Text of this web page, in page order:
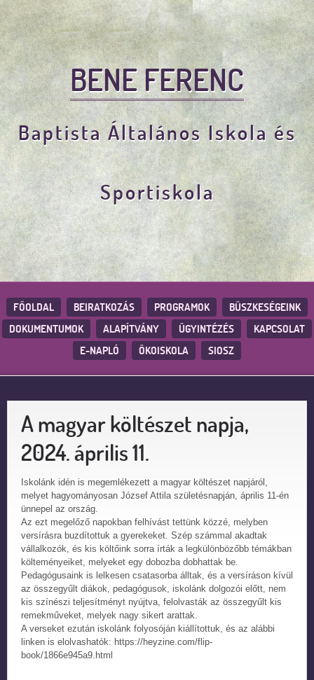
BENE FERENC
Baptista Általános Iskola és
Sportiskola
FŐOLDAL BEIRATKOZÁS PROGRAMOK
BÜSZKESÉGEINK
DOKUMENTUMOK
ALAPÍTVÁNY ÜGYINTÉZÉS
KAPCSOLAT
E-NAPLÓ
ÖKOISKOLA SIOSZ
A magyar költészet napja,
2024. április 11.
Iskolánk idén is megemlékezett a magyar költészet napjáról,
melyet hagyományosan József Attila születésnapján, április 11-én
ünnepel az ország.
Az ezt megelőző napokban felhívást tettünk közzé, melyben
versírásra buzdítottuk a gyerekeket. Szép számmal akadtak
vállalkozók, és kis költőink sorra írták a legkülönbözőbb témákban
költeményeiket, melyeket egy dobozba dobhattak be.
Pedagógusaink is lelkesen csatasorba álltak, és a versíráson kívül
az összegyűlt diákok, pedagógusok, iskolánk dolgozói előtt, nem
kis színészi teljesítményt nyújtva, felolvasták az összegyűlt kis
remekműveket, melyek nagy sikert arattak.
A verseket ezután iskolánk folyosóján kiállítottuk, és az alábbi
linken is elolvashatók: https://heyzine.com/flip-
book/1866e945a9.html